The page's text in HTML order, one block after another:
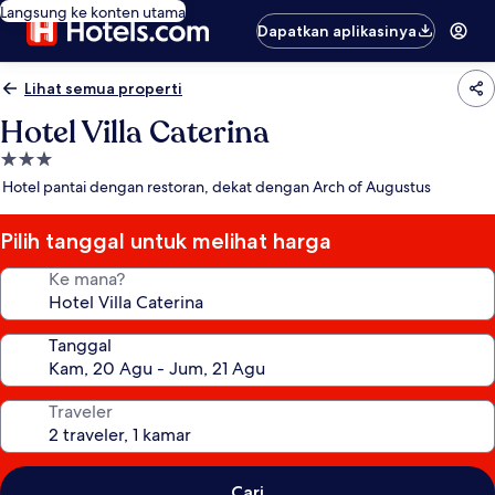
Langsung ke konten utama
Dapatkan aplikasinya
Lihat semua properti
Hotel Villa Caterina
Properti
bintang
Hotel pantai dengan restoran, dekat dengan Arch of Augustus
Pilih tanggal untuk melihat harga
Ke mana?
Tanggal
Traveler